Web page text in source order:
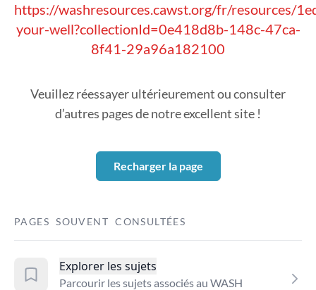
https://washresources.cawst.org/fr/resources/
your-well?collectionId=0e418d8b-148c-47ca-
8f41-29a96a182100
Veuillez réessayer ultérieurement ou consulter
d’autres pages de notre excellent site !
Recharger la page
PAGES SOUVENT CONSULTÉES
Explorer les sujets
Parcourir les sujets associés au WASH